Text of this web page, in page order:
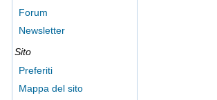
Forum
Newsletter
Sito
Preferiti
Mappa del sito